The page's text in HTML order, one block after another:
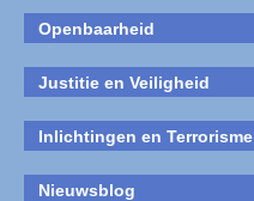
Openbaarheid
Justitie en Veiligheid
Inlichtingen en Terrorisme
Nieuwsblog